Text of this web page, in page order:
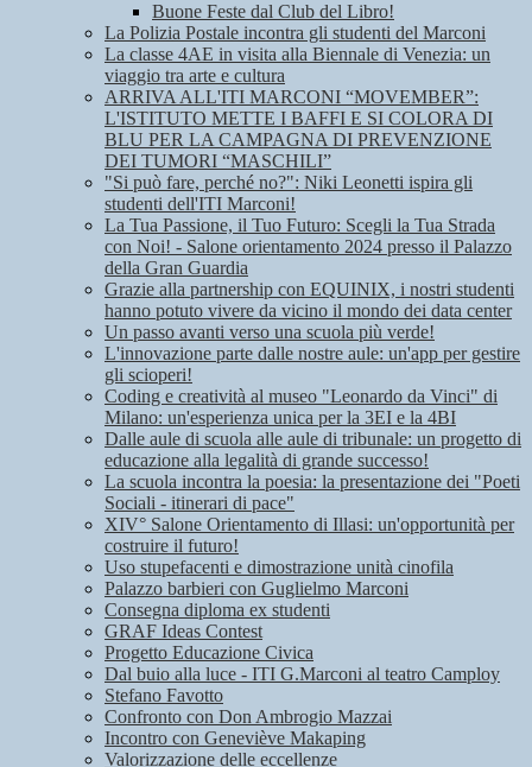
Buone Feste dal Club del Libro!
La Polizia Postale incontra gli studenti del Marconi
La classe 4AE in visita alla Biennale di Venezia: un
viaggio tra arte e cultura
ARRIVA ALL'ITI MARCONI “MOVEMBER”:
L'ISTITUTO METTE I BAFFI E SI COLORA DI
BLU PER LA CAMPAGNA DI PREVENZIONE
DEI TUMORI “MASCHILI”
"Si può fare, perché no?": Niki Leonetti ispira gli
studenti dell'ITI Marconi!
La Tua Passione, il Tuo Futuro: Scegli la Tua Strada
con Noi! - Salone orientamento 2024 presso il Palazzo
della Gran Guardia
Grazie alla partnership con EQUINIX, i nostri studenti
hanno potuto vivere da vicino il mondo dei data center
Un passo avanti verso una scuola più verde!
L'innovazione parte dalle nostre aule: un'app per gestire
gli scioperi!
Coding e creatività al museo "Leonardo da Vinci" di
Milano: un'esperienza unica per la 3EI e la 4BI
Dalle aule di scuola alle aule di tribunale: un progetto di
educazione alla legalità di grande successo!
La scuola incontra la poesia: la presentazione dei "Poeti
Sociali - itinerari di pace"
XIV° Salone Orientamento di Illasi: un'opportunità per
costruire il futuro!
Uso stupefacenti e dimostrazione unità cinofila
Palazzo barbieri con Guglielmo Marconi
Consegna diploma ex studenti
GRAF Ideas Contest
Progetto Educazione Civica
Dal buio alla luce - ITI G.Marconi al teatro Camploy
Stefano Favotto
Confronto con Don Ambrogio Mazzai
Incontro con Geneviève Makaping
Valorizzazione delle eccellenze